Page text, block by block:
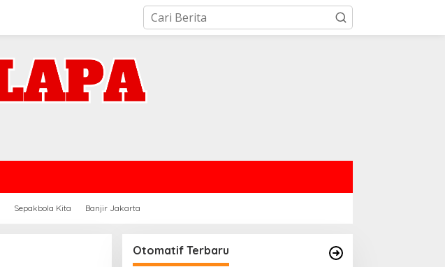
Sepakbola Kita Banjir Jakarta
Otomatif Terbaru